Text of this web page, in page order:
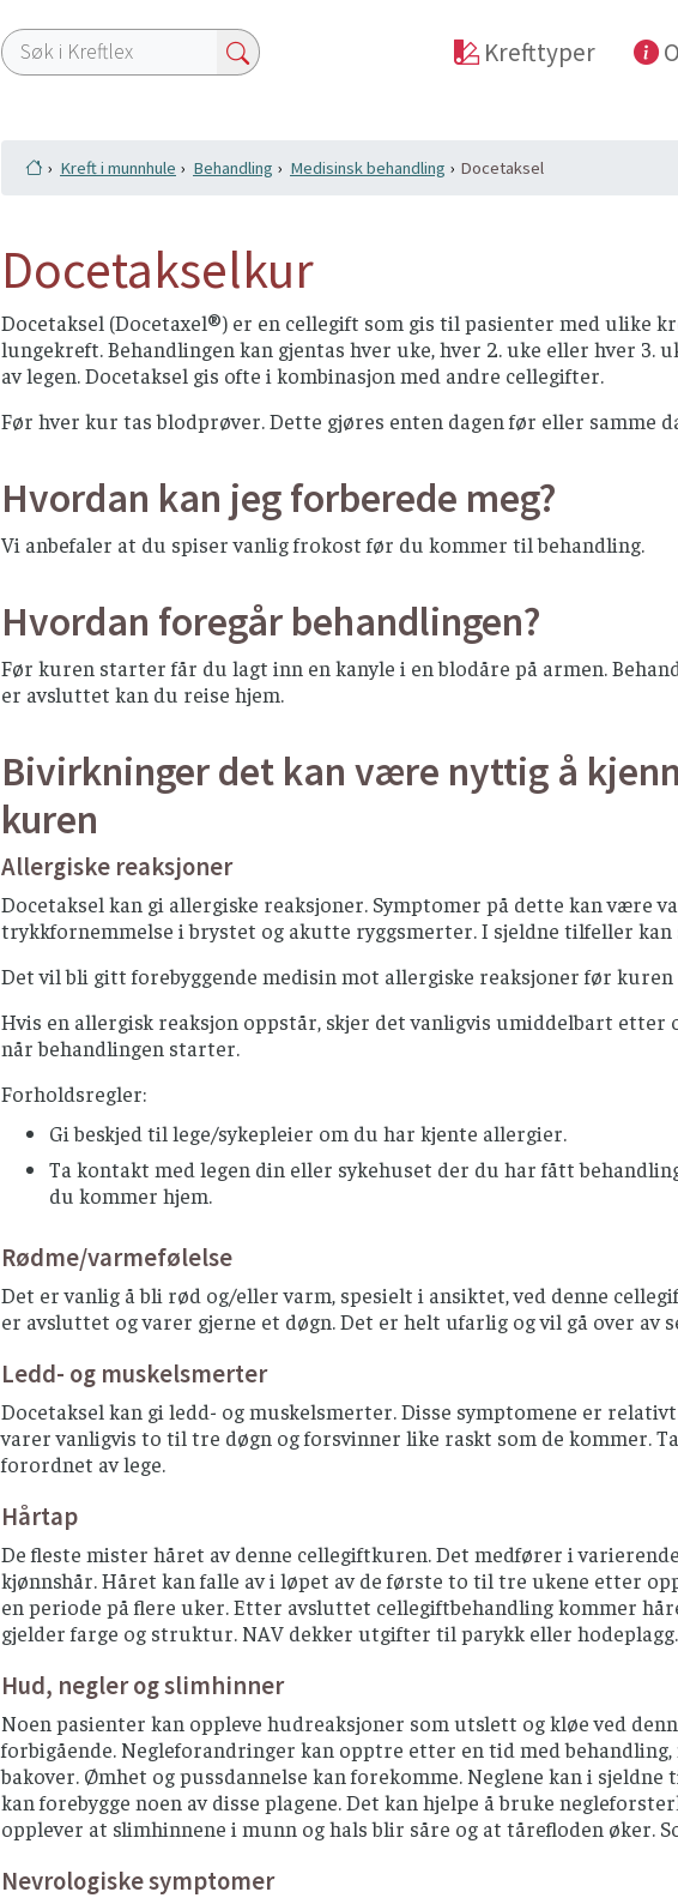
Krefttyper
Kreft i munnhule Behandling Medisinsk behandling Docetaksel
Docetakselkur
Docetaksel (Docetaxel®) er en cellegift som gis til pasienter med ulike
lungekreft. Behandlingen kan gjentas hver uke, hver 2. uke eller hver 3.
av legen. Docetaksel gis ofte i kombinasjon med andre cellegifter.
Før hver kur tas blodprøver. Dette gjøres enten dagen før eller samme
Hvordan kan jeg forberede meg?
Vi anbefaler at du spiser vanlig frokost før du kommer til behandling.
Hvordan foregår behandlingen?
Før kuren starter får du lagt inn en kanyle i en blodåre på armen.
er avsluttet kan du reise hjem.
Bivirkninger det kan være nyttig å
kuren
Allergiske reaksjoner
Docetaksel kan gi allergiske reaksjoner. Symptomer på dette kan være
trykkfornemmelse i brystet og akutte ryggsmerter. I sjeldne tilfeller kan
Det vil bli gitt forebyggende medisin mot allergiske reaksjoner før kuren
Hvis en allergisk reaksjon oppstår, skjer det vanligvis umiddelbart
når behandlingen starter.
Forholdsregler:
Gi beskjed til lege/sykepleier om du har kjente allergier.
Ta kontakt med legen din eller sykehuset der du har fått
du kommer hjem.
Rødme/varmefølelse
Det er vanlig å bli rød og/eller varm, spesielt i ansiktet, ved denne
er avsluttet og varer gjerne et døgn. Det er helt ufarlig og vil gå over av
Ledd- og muskelsmerter
Docetaksel kan gi ledd- og muskelsmerter. Disse symptomene er
varer vanligvis to til tre døgn og forsvinner like raskt som de kommer.
forordnet av lege.
Hårtap
De fleste mister håret av denne cellegiftkuren. Det medfører i
kjønnshår. Håret kan falle av i løpet av de første to til tre ukene etter
en periode på flere uker. Etter avsluttet cellegiftbehandling kommer
gjelder farge og struktur. NAV dekker utgifter til parykk eller
Hud, negler og slimhinner
Noen pasienter kan oppleve hudreaksjoner som utslett og kløe ved
forbigående. Negleforandringer kan opptre etter en tid med
bakover. Ømhet og pussdannelse kan forekomme. Neglene kan i
kan forebygge noen av disse plagene. Det kan hjelpe å bruke
opplever at slimhinnene i munn og hals blir såre og at tårefloden øker.
Nevrologiske symptomer